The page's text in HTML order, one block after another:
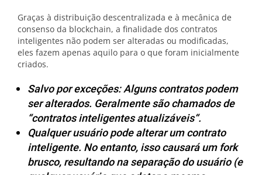
Graças à distribuição descentralizada e à mecânica de
consenso da blockchain, a finalidade dos contratos
inteligentes não podem ser alteradas ou modificadas,
eles fazem apenas aquilo para o que foram inicialmente
criados.
Salvo por exceções: Alguns contratos podem
ser alterados. Geralmente são chamados de
“contratos inteligentes atualizáveis“.
Qualquer usuário pode alterar um contrato
inteligente. No entanto, isso causará um fork
brusco, resultando na separação do usuário (e